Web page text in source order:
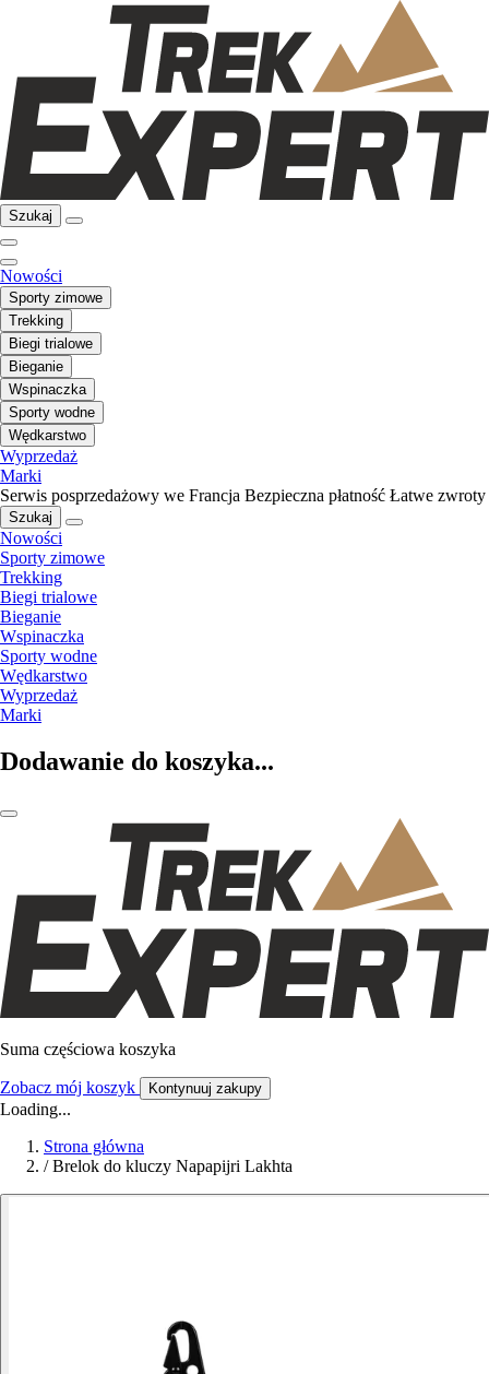
Szukaj
Nowości
Sporty zimowe
Trekking
Biegi trialowe
Bieganie
Wspinaczka
Sporty wodne
Wędkarstwo
Wyprzedaż
Marki
Serwis posprzedażowy we Francja Bezpieczna płatność Łatwe zwroty
Szukaj
Nowości
Sporty zimowe
Trekking
Biegi trialowe
Bieganie
Wspinaczka
Sporty wodne
Wędkarstwo
Wyprzedaż
Marki
Dodawanie do koszyka...
Suma częściowa koszyka
Zobacz mój koszyk Kontynuuj zakupy
Loading...
Strona główna
/ Brelok do kluczy Napapijri Lakhta